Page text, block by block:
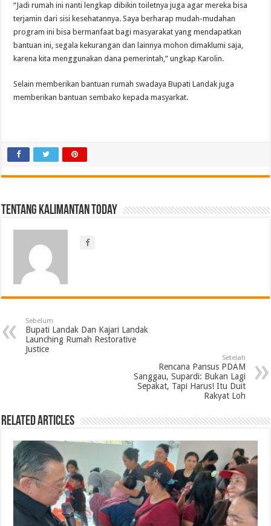
“Jadi rumah ini nanti lengkap dibikin toiletnya juga agar mereka bisa
terjamin dari sisi kesehatannya. Saya berharap mudah-mudahan
program ini bisa bermanfaat bagi masyarakat yang mendapatkan
bantuan ini, segala kekurangan dan lainnya mohon dimaklumi saja,
karena kita menggunakan dana pemerintah,” ungkap Karolin.
Selain memberikan bantuan rumah swadaya Bupati Landak juga
memberikan bantuan sembako kepada masyarkat.
Tentang Kalimantan Today
Sebelum
Bupati Landak Dan Kajari Landak
Launching Rumah Restorative
Justice
Setelah
Rencana Pansus PDAM
Sanggau, Supardi: Bukan Lagi
Sepakat, Tapi Harus! Itu Duit
Rakyat Loh
Related Articles